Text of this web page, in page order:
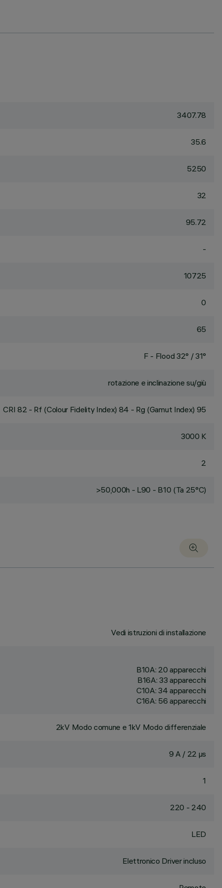
3407.78
35.6
5250
32
95.72
-
10725
0
65
F - Flood 32° / 31°
rotazione e inclinazione su/giù
CRI 82 - Rf (Colour Fidelity Index) 84 - Rg (Gamut Index) 95
3000 K
2
>50,000h - L90 - B10 (Ta 25°C)
Vedi istruzioni di installazione
B10A: 20 apparecchi
B16A: 33 apparecchi
C10A: 34 apparecchi
C16A: 56 apparecchi
2kV Modo comune e 1kV Modo differenziale
9 A / 22 µs
1
220 - 240
LED
Elettronico Driver incluso